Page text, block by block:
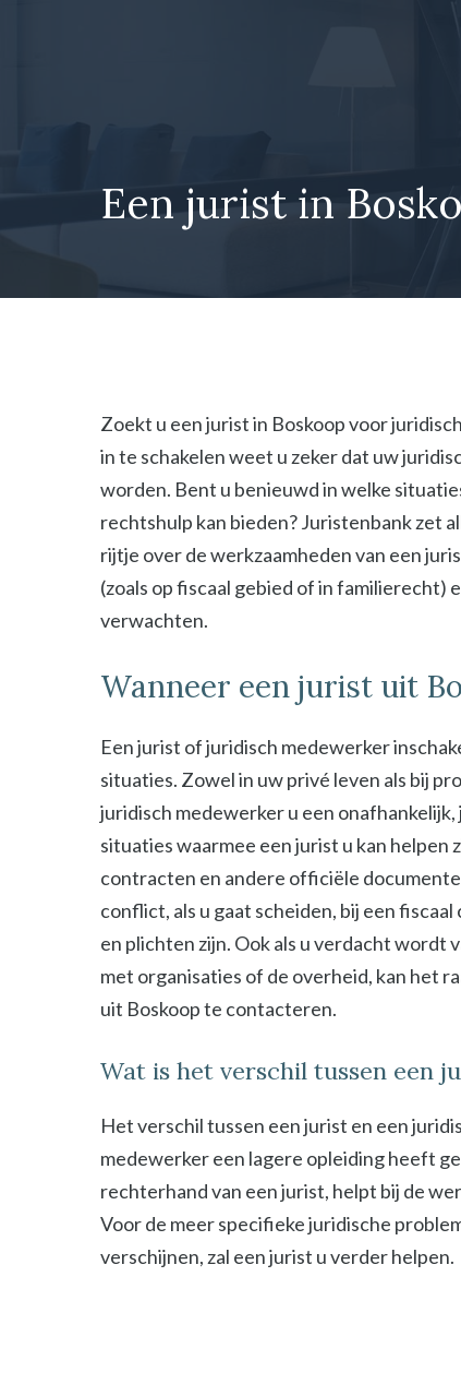
Een jurist in
Zoekt u een jurist in Boskoop voor
in te schakelen weet u zeker dat uw
worden. Bent u benieuwd in welke
rechtshulp kan bieden? Juristenbank zet
rijtje over de werkzaamheden van een
(zoals op fiscaal gebied of in familierecht)
verwachten.
Wanneer een jurist uit
Een jurist of juridisch medewerker
situaties. Zowel in uw privé leven als bij
juridisch medewerker u een
situaties waarmee een jurist u kan helpen
contracten en andere officiële
conflict, als u gaat scheiden, bij een
en plichten zijn. Ook als u verdacht wordt
met organisaties of de overheid, kan het
uit Boskoop te contacteren.
Wat is het verschil tussen een
Het verschil tussen een jurist en een
medewerker een lagere opleiding heeft
rechterhand van een jurist, helpt bij de
Voor de meer specifieke juridische
verschijnen, zal een jurist u verder helpen.